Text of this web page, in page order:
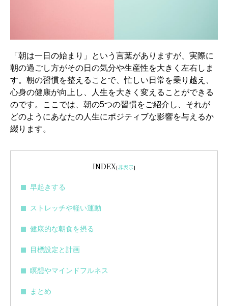
「朝は一日の始まり」という言葉がありますが、実際に
朝の過ごし方がその日の気分や生産性を大きく左右しま
す。朝の習慣を整えることで、忙しい日常を乗り越え、
心身の健康が向上し、人生を大きく変えることができる
のです。ここでは、朝の5つの習慣をご紹介し、それが
どのようにあなたの人生にポジティブな影響を与えるか
綴ります。
INDEX[非表示]
早起きする
ストレッチや軽い運動
健康的な朝食を摂る
目標設定と計画
瞑想やマインドフルネス
まとめ